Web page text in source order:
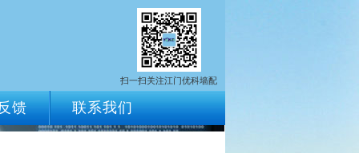
扫一扫关注江门优科墙配
馈 联系我们